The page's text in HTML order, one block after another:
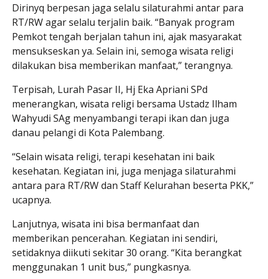
Dirinyq berpesan jaga selalu silaturahmi antar para
RT/RW agar selalu terjalin baik. “Banyak program
Pemkot tengah berjalan tahun ini, ajak masyarakat
mensukseskan ya. Selain ini, semoga wisata religi
dilakukan bisa memberikan manfaat,” terangnya.
Terpisah, Lurah Pasar II, Hj Eka Apriani SPd
menerangkan, wisata religi bersama Ustadz Ilham
Wahyudi SAg menyambangi terapi ikan dan juga
danau pelangi di Kota Palembang.
“Selain wisata religi, terapi kesehatan ini baik
kesehatan. Kegiatan ini, juga menjaga silaturahmi
antara para RT/RW dan Staff Kelurahan beserta PKK,”
ucapnya.
Lanjutnya, wisata ini bisa bermanfaat dan
memberikan pencerahan. Kegiatan ini sendiri,
setidaknya diikuti sekitar 30 orang. “Kita berangkat
menggunakan 1 unit bus,” pungkasnya.